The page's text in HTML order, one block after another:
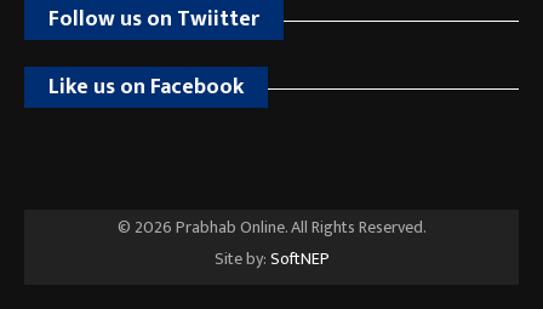
Follow us on Twiitter
Like us on Facebook
© 2026 Prabhab Online. All Rights Reserved.
Site by:SoftNEP